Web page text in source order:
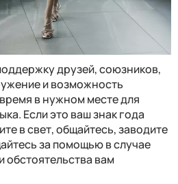
друзей, союзников,
и возможность
в нужном месте для
Если это ваш знак года
в свет, общайтесь, заводите
за помощью в случае
вам